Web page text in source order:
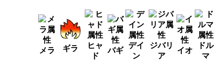
メラ ギラ
ヒャ
ド
バギ
デイ
ン
ジバリ
ア
イオ
ドル
マ